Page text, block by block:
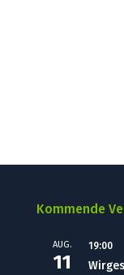
Kommende
AUG.
11
19:00